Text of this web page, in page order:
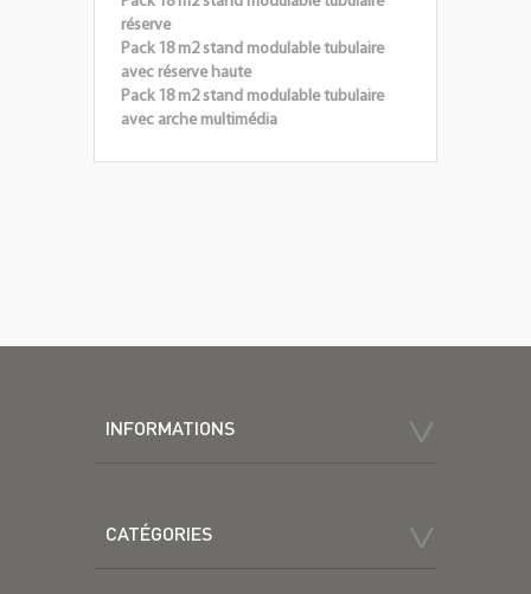
réserve
Pack 18 m2 stand modulable tubulaire
avec réserve haute
Pack 18 m2 stand modulable tubulaire
avec arche multimédia
INFORMATIONS
CATÉGORIES